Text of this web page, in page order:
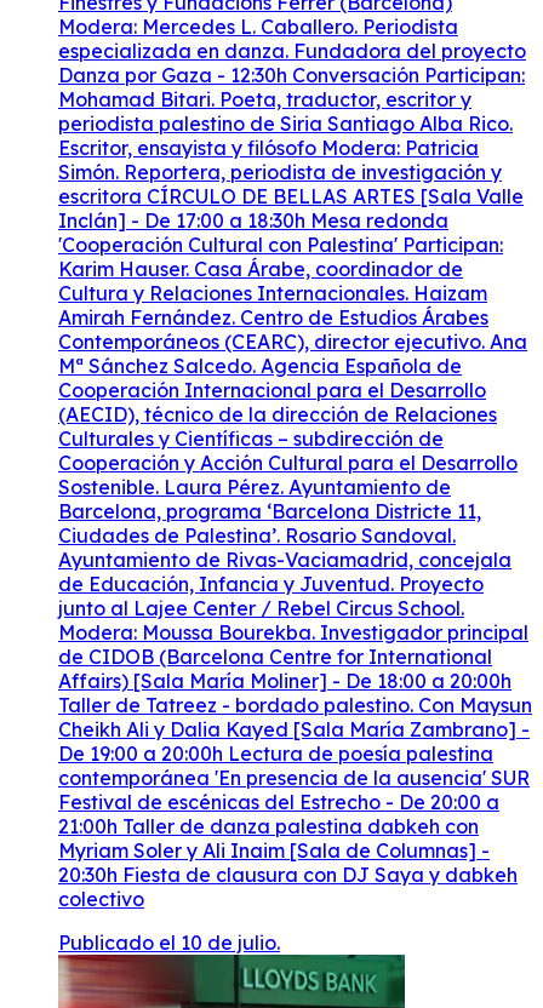
Modera: Mercedes L. Caballero. Periodista
especializada en danza. Fundadora del proyecto
Danza por Gaza - 12:30h Conversación Participan:
Mohamad Bitari. Poeta, traductor, escritor y
periodista palestino de Siria Santiago Alba Rico.
Escritor, ensayista y filósofo Modera: Patricia
Simón. Reportera, periodista de investigación y
escritora CÍRCULO DE BELLAS ARTES [Sala Valle
Inclán] - De 17:00 a 18:30h Mesa redonda
'Cooperación Cultural con Palestina' Participan:
Karim Hauser. Casa Árabe, coordinador de
Cultura y Relaciones Internacionales. Haizam
Amirah Fernández. Centro de Estudios Árabes
Contemporáneos (CEARC), director ejecutivo. Ana
Mª Sánchez Salcedo. Agencia Española de
Cooperación Internacional para el Desarrollo
(AECID), técnico de la dirección de Relaciones
Culturales y Científicas – subdirección de
Cooperación y Acción Cultural para el Desarrollo
Sostenible. Laura Pérez. Ayuntamiento de
Barcelona, programa ‘Barcelona Districte 11,
Ciudades de Palestina’. Rosario Sandoval.
Ayuntamiento de Rivas-Vaciamadrid, concejala
de Educación, Infancia y Juventud. Proyecto
junto al Lajee Center / Rebel Circus School.
Modera: Moussa Bourekba. Investigador principal
de CIDOB (Barcelona Centre for International
Affairs) [Sala María Moliner] - De 18:00 a 20:00h
Taller de Tatreez - bordado palestino. Con Maysun
Cheikh Ali y Dalia Kayed [Sala María Zambrano] -
De 19:00 a 20:00h Lectura de poesía palestina
contemporánea 'En presencia de la ausencia' SUR
Festival de escénicas del Estrecho - De 20:00 a
21:00h Taller de danza palestina dabkeh con
Myriam Soler y Ali Inaim [Sala de Columnas] -
20:30h Fiesta de clausura con DJ Saya y dabkeh
colectivo
Publicado el 10 de julio.